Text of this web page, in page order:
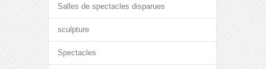
Salles de spectacles disparues
sculpture
Spectacles